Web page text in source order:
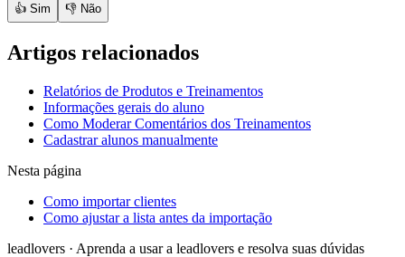
👍 Sim 👎 Não
Artigos relacionados
Relatórios de Produtos e Treinamentos
Informações gerais do aluno
Como Moderar Comentários dos Treinamentos
Cadastrar alunos manualmente
Nesta página
Como importar clientes
Como ajustar a lista antes da importação
leadlovers · Aprenda a usar a leadlovers e resolva suas dúvidas